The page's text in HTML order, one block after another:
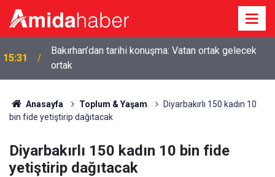
15:11
Özel partisinin kararını açıkladı: Yasaya evet
diyeceğiz
Anasayfa Toplum & Yaşam
Diyarbakırlı 150 kadın 10
bin fide yetiştirip dağıtacak
Diyarbakırlı 150 kadın 10 bin fide
yetiştirip dağıtacak